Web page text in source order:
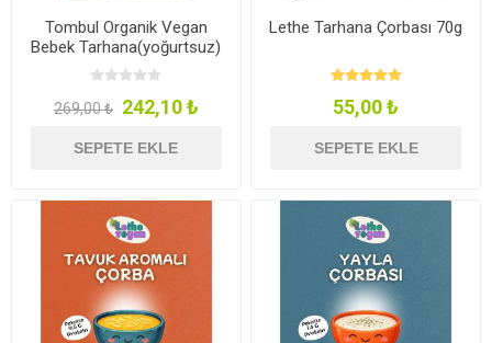
Tombul Organik Vegan
Bebek Tarhana(yoğurtsuz)
500g
269,00 ₺ 242,10 ₺
SEPETE EKLE
Lethe Tarhana Çorbası 70g
55,00 ₺
SEPETE EKLE